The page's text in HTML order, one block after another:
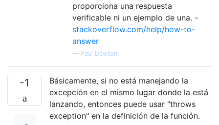
proporciona una respuesta
verificable ni un ejemplo de una. -
stackoverflow.com/help/how-to-
answer
— Paul Dawson
-1
Básicamente, si no está manejando la
excepción en el mismo lugar donde la está
lanzando, entonces puede usar "throws
exception" en la definición de la función.